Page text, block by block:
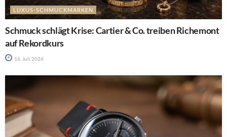
LUXUS-SCHMUCKMARKEN
Schmuck schlägt Krise: Cartier & Co. treiben Richemont
auf Rekordkurs
16. Juli 2026